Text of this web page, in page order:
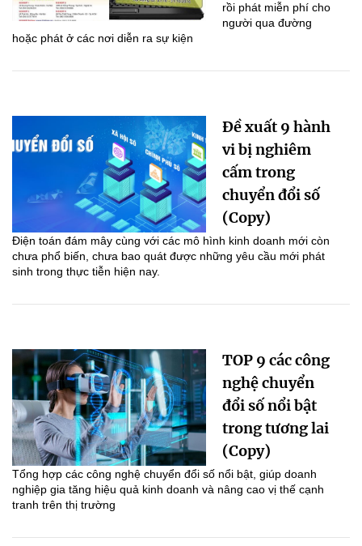
rồi phát miễn phí cho
người qua đường
hoặc phát ở các nơi diễn ra sự kiện
Đề xuất 9 hành
vi bị nghiêm
cấm trong
chuyển đổi số
(Copy)
Điện toán đám mây cùng với các mô hình kinh doanh mới còn
chưa phổ biến, chưa bao quát được những yêu cầu mới phát
sinh trong thực tiễn hiện nay.
TOP 9 các công
nghệ chuyển
đổi số nổi bật
trong tương lai
(Copy)
Tổng hợp các công nghệ chuyển đổi số nổi bật, giúp doanh
nghiệp gia tăng hiệu quả kinh doanh và nâng cao vị thế cạnh
tranh trên thị trường